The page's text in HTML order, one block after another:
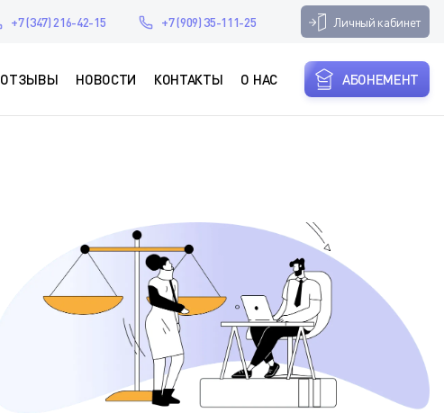
+7 (347) 216-42-15 +7 (909) 35-111-25 Личный кабинет
ОТЗЫВЫ НОВОСТИ КОНТАКТЫ О НАС АБОНЕМЕНТ